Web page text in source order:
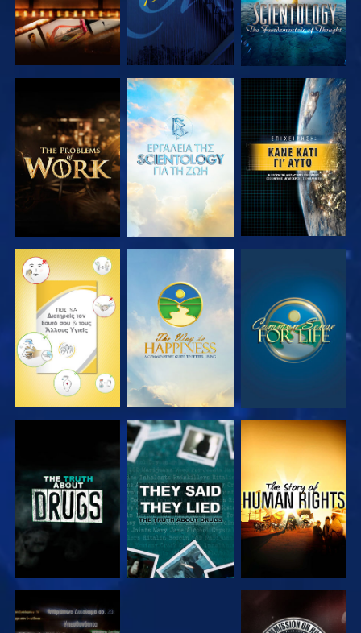
ΕΞΕΡΕΥΝΗΣΤΕ
ΤΗ ΣΕΙΡΑ
ΕΞΕΡΕΥΝΗΣΤΕ
ΤΗ ΣΕΙΡΑ
ΠΑΡΑΚΟΛΟΥΘΗΣΤΕ
ΠΑΡΑΚΟΛΟΥΘΗΣΤΕ ΠΑΡΑΚΟΛΟΥΘΗΣΤΕ ΠΑΡΑΚΟΛΟΥΘΗΣΤΕ
ΠΑΡΑΚΟΛΟΥΘΗΣΤΕ ΠΑΡΑΚΟΛΟΥΘΗΣΤΕ ΠΑΡΑΚΟΛΟΥΘΗΣΤΕ